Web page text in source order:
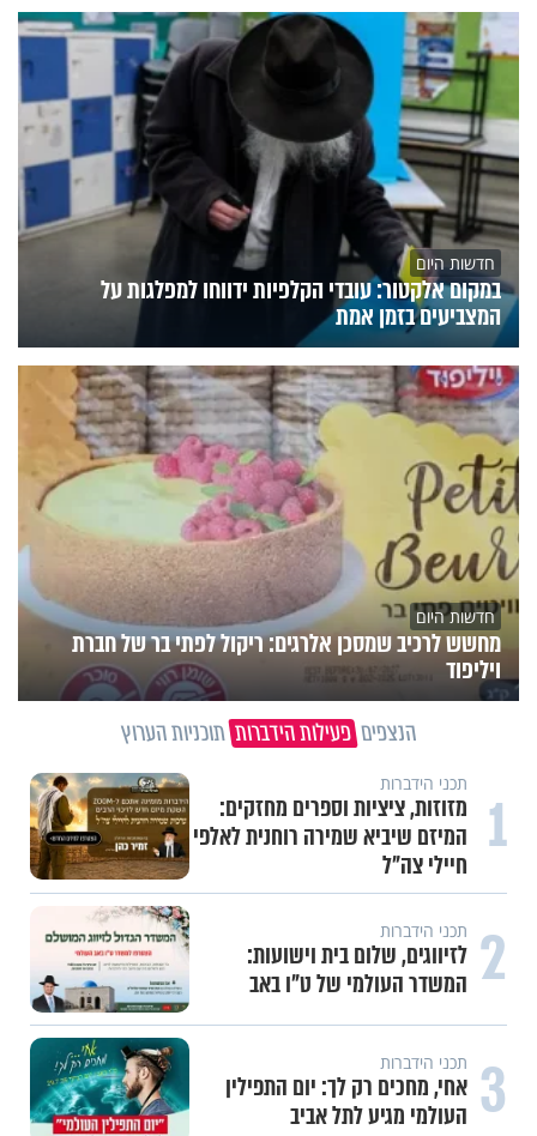
חדשות היום
במקום אלקטור: עובדי הקלפיות ידווחו למפלגות על
המצביעים בזמן אמת
חדשות היום
מחשש לרכיב שמסכן אלרגים: ריקול לפתי בר של חברת
ויליפוד
הנצפים פעילות הידברות תוכניות הערוץ
1 תכני הידברות
מזוזות, ציציות וספרים מחזקים:
המיזם שיביא שמירה רוחנית לאלפי
חיילי צה"ל
2 תכני הידברות
לזיווגים, שלום בית וישועות:
המשדר העולמי של ט"ו באב
3 תכני הידברות
אחי, מחכים רק לך: יום התפילין
העולמי מגיע לתל אביב